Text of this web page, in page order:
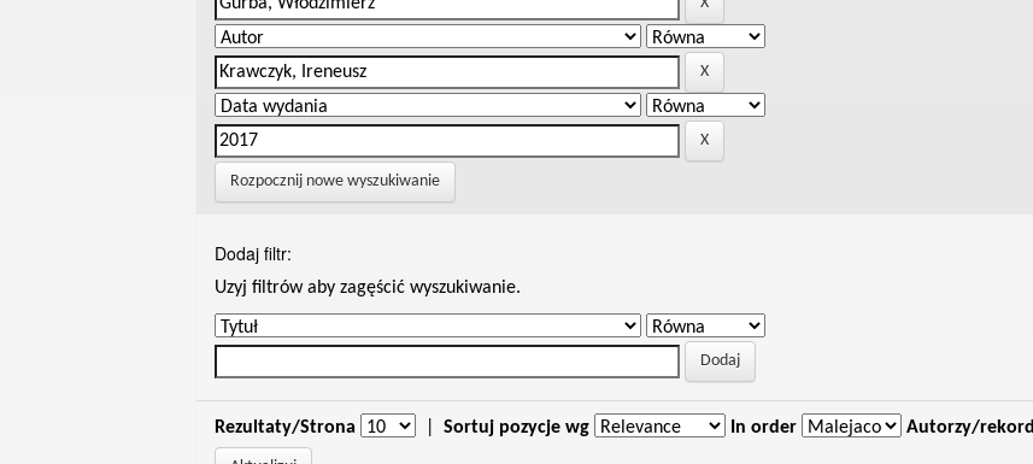
Rozpocznij nowe wyszukiwanie
Dodaj filtr:
Uzyj filtrów aby zagęścić wyszukiwanie.
Rezultaty/Strona Sortuj pozycje wg In order Autorzy/rekord